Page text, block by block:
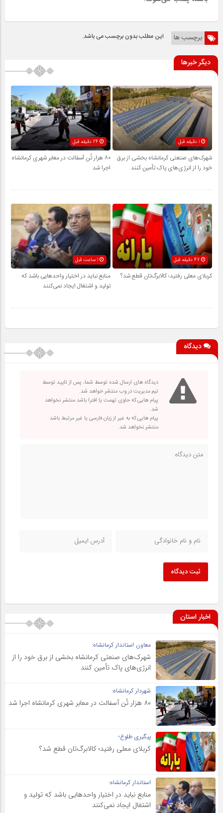
برچسب ها این مطلب بدون برچسب می باشد.
دیگر خبرها
1 دقیقه قبل
شهرک‌های صنعتی کرمانشاه بخشی از برق
خود را از انرژی‌های پاک تأمین کنند
۸۰ هزار تُن آسفالت در معابر شهری کرمانشاه
اجرا شد
47 دقیقه قبل
کربلای معلی رفتید؛ کالابرگ‌تان قطع شد؟
منابع نباید در اختیار واحدهایی باشد که
تولید و اشتغال ایجاد نمی‌کنند
دیدگاه
دیدگاه های ارسال شده توسط شما، پس از تایید توسط
تیم مدیریت در وب منتشر خواهد شد.
پیام هایی که حاوی تهمت یا افترا باشد منتشر نخواهد
شد.
پیام هایی که به غیر از زبان فارسی یا غیر مرتبط باشد
منتشر نخواهد شد.
ثبت دیدگاه
اخبار استان
معاون استاندار کرمانشاه:
شهرک‌های صنعتی کرمانشاه بخشی از برق خود را از
انرژی‌های پاک تأمین کنند
شهردار کرمانشاه:
۸۰ هزار تُن آسفالت در معابر شهری کرمانشاه اجرا شد
پیگیری طلوع؛
کربلای معلی رفتید؛ کالابرگ‌تان قطع شد؟
استاندار کرمانشاه:
منابع نباید در اختیار واحدهایی باشد که تولید و
اشتغال ایجاد نمی‌کنند